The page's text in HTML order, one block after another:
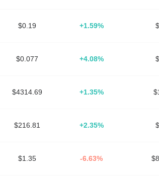
$0.19 +1.59%
$0.077 +4.08%
$4314.69 +1.35%
$216.81 +2.35%
$1.35 -6.63%